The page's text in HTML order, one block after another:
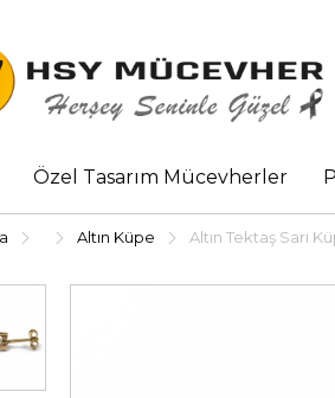
Özel Tasarım Mücevherler
Altın Küpe Altın Tektaş Sarı